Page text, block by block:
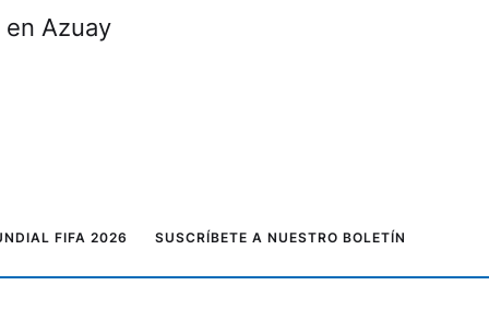
Azuay
FIFA 2026 SUSCRÍBETE A NUESTRO BOLETÍN